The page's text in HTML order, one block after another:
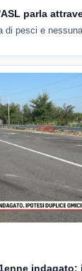
parla
di pesci e